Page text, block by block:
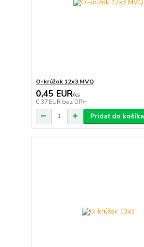
O-krúžok 12x3 MVQ
0,45 EUR/ks
0,37 EUR bez DPH
Pridať do košíka